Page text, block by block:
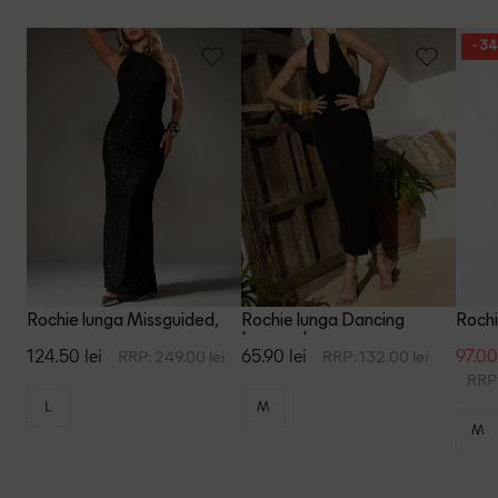
Rochie lunga Missguided,
124.50 lei RRP: 249.00 lei
L
Rochie lunga Dancing
Leopard, negru
65.90 lei RRP: 132.00 lei
M
-
M